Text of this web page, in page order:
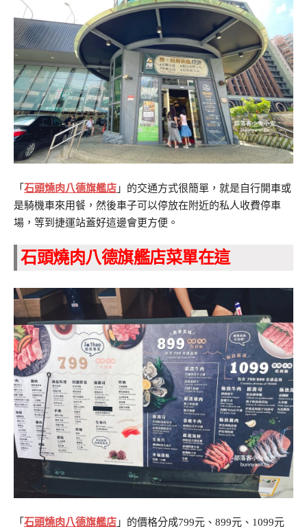
「 石頭燒肉八德旗艦店 」的交通方式很簡單，就是自行開車或
是騎機車來用餐，然後車子可以停放在附近的私人收費停車
場，等到捷運站蓋好這邊會更方便。
石頭燒肉八德旗艦店菜單在這
「 石頭燒肉八德旗艦店 」的價格分成799元、899元、1099元